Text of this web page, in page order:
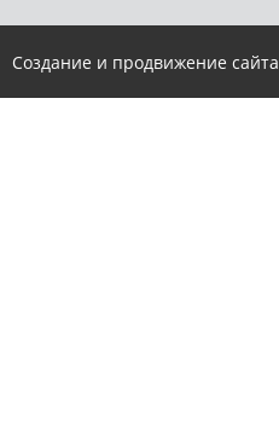
Создание и продвижение сайта